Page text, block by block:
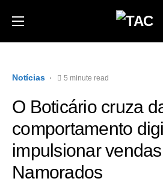
Notícias 5 minute read
O Boticário cruza
comportamento
impulsionar
Namorados